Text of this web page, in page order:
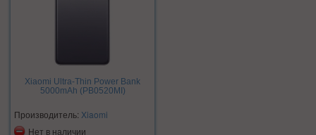
Xiaomi Ultra-Thin Power Bank
5000mAh (PB0520MI)
Производитель: Xiaomi
Нет в наличии